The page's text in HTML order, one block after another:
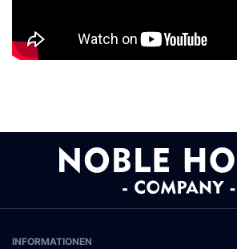
INFORMATIONEN